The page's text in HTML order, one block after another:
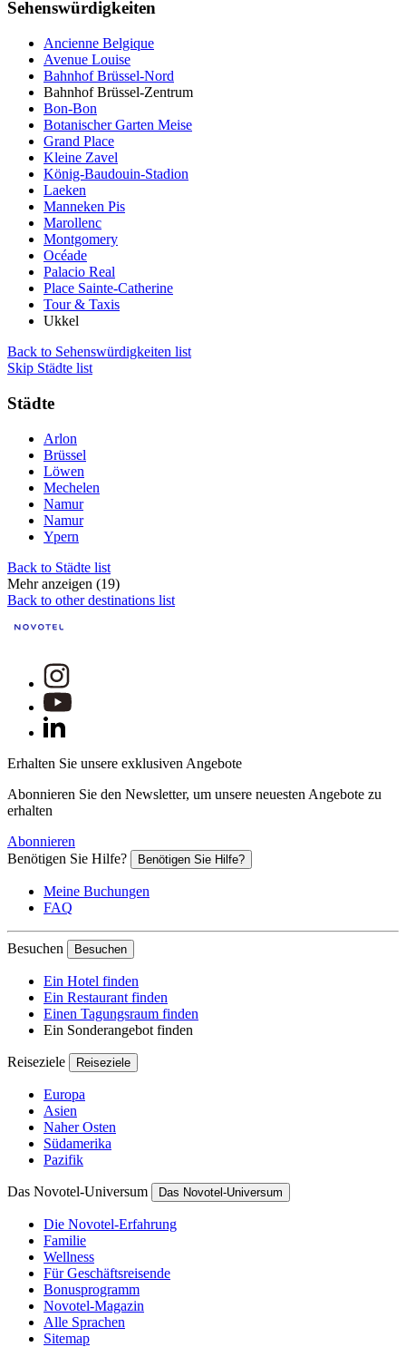
Sehenswürdigkeiten
Ancienne Belgique
Avenue Louise
Bahnhof Brüssel-Nord
Bahnhof Brüssel-Zentrum
Bon-Bon
Botanischer Garten Meise
Grand Place
Kleine Zavel
König-Baudouin-Stadion
Laeken
Manneken Pis
Marollenc
Montgomery
Océade
Palacio Real
Place Sainte-Catherine
Tour & Taxis
Ukkel
Back to Sehenswürdigkeiten list
Skip Städte list
Städte
Arlon
Brüssel
Löwen
Mechelen
Namur
Namur
Ypern
Back to Städte list
Mehr anzeigen (19)
Back to other destinations list
Erhalten Sie unsere exklusiven Angebote
Abonnieren Sie den Newsletter, um unsere neuesten Angebote zu
erhalten
Abonnieren
Benötigen Sie Hilfe?
Benötigen Sie Hilfe?
Meine Buchungen
FAQ
Besuchen Besuchen
Ein Hotel finden
Ein Restaurant finden
Einen Tagungsraum finden
Ein Sonderangebot finden
Reiseziele Reiseziele
Europa
Asien
Naher Osten
Südamerika
Pazifik
Das Novotel-Universum Das Novotel-Universum
Die Novotel-Erfahrung
Familie
Wellness
Für Geschäftsreisende
Bonusprogramm
Novotel-Magazin
Alle Sprachen
Sitemap